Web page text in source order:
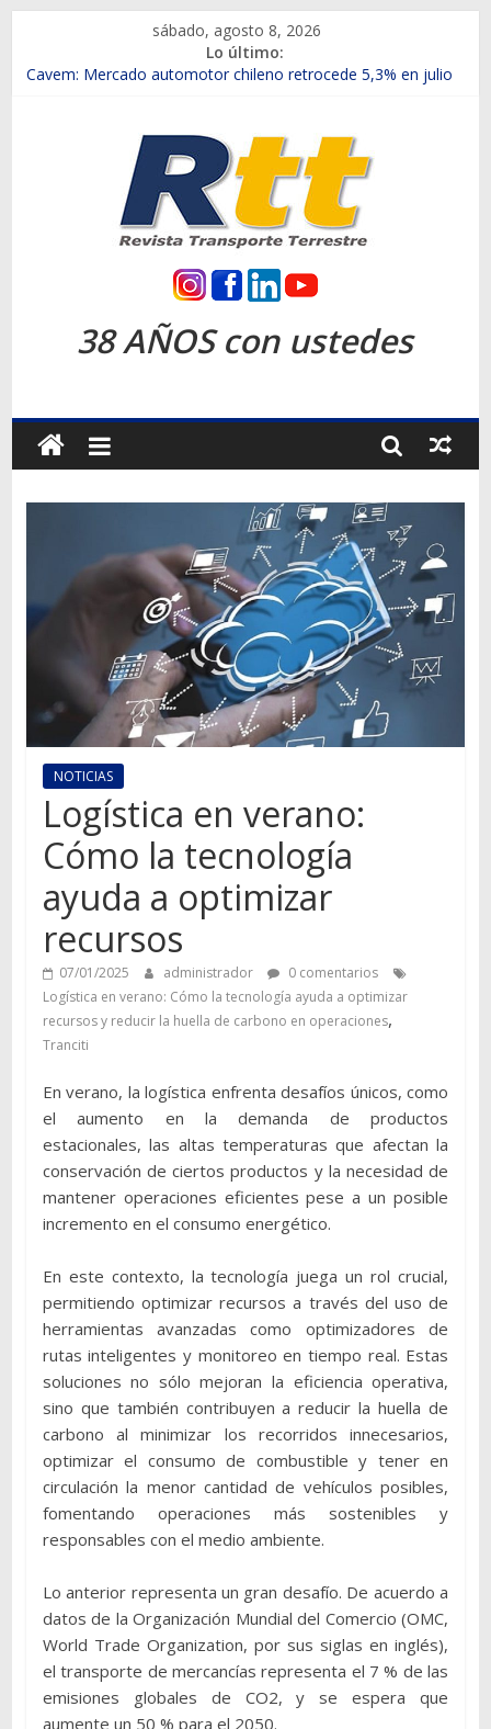
contenido
sábado, agosto 8, 2026
Lo último:
Chile es el primer mercado internacional en lanzar la nueva
Salfa suma vehículos electrificados de Chevrolet en el Biobío
Samex amplía su red con nuevas sucursales en Rancagua y
SINOTRUK Pick-ups presentó la recién estrenada Bolden en
la Expo Compras Públicas 2026
Revista
Transporte
Terrestre
información
del
transporte
38 AÑOS con ustedes
NOTICIAS
Logística en verano:
Cómo la tecnología
ayuda a optimizar
recursos
07/01/2025 administrador
0 comentarios
Logística en verano: Cómo la tecnología ayuda a optimizar
recursos y reducir la huella de carbono en operaciones,
Tranciti
En verano, la logística enfrenta desafíos únicos, como
el aumento en la demanda de productos
estacionales, las altas temperaturas que afectan la
conservación de ciertos productos y la necesidad de
mantener operaciones eficientes pese a un posible
incremento en el consumo energético.
En este contexto, la tecnología juega un rol crucial,
permitiendo optimizar recursos a través del uso de
herramientas avanzadas como optimizadores de
rutas inteligentes y monitoreo en tiempo real. Estas
soluciones no sólo mejoran la eficiencia operativa,
sino que también contribuyen a reducir la huella de
carbono al minimizar los recorridos innecesarios,
optimizar el consumo de combustible y tener en
circulación la menor cantidad de vehículos posibles,
fomentando operaciones más sostenibles y
responsables con el medio ambiente.
Lo anterior representa un gran desafío. De acuerdo a
datos de la Organización Mundial del Comercio (OMC,
World Trade Organization, por sus siglas en inglés),
el transporte de mercancías representa el 7 % de las
emisiones globales de CO2, y se espera que
aumente un 50 % para el 2050.